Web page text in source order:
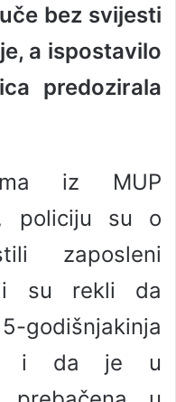
bez svijesti
a ispostavilo
predozirala
iz MUP
policiju su o
zaposleni
su rekli da
i da je u